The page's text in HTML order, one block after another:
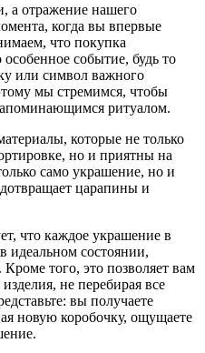
а отражение нашего
когда вы впервые
что покупка
событие, будь то
или символ важного
мы стремимся, чтобы
ритуалом.
которые не только
но и приятны на
само украшение, но и
царапины и
что каждое украшение в
идеальном состоянии,
того, это позволяет вам
не перебирая все
вы получаете
новую коробочку, ощущаете